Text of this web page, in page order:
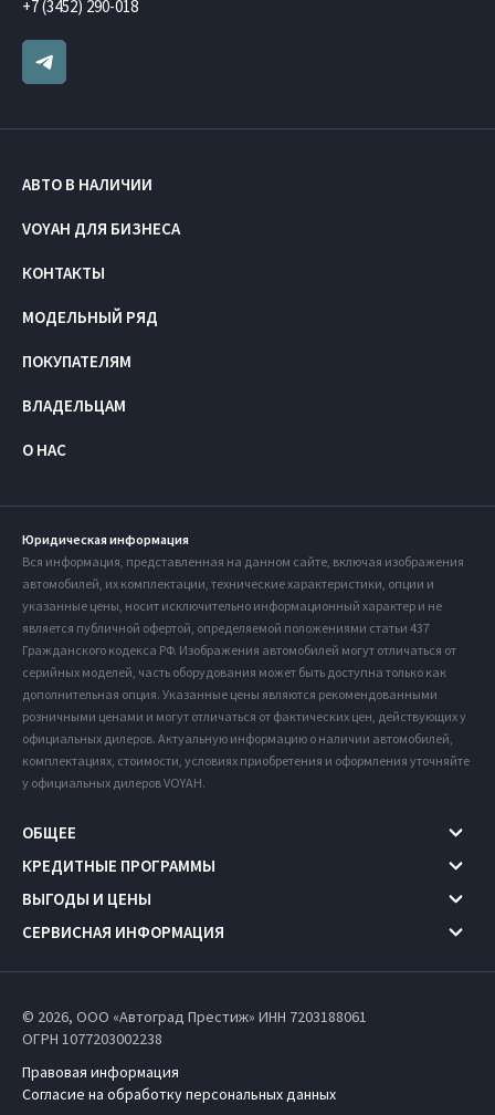
+7 (3452) 290-018
АВТО В НАЛИЧИИ
VOYAH ДЛЯ БИЗНЕСА
КОНТАКТЫ
МОДЕЛЬНЫЙ РЯД
ПОКУПАТЕЛЯМ
ВЛАДЕЛЬЦАМ
О НАС
Юридическая информация
Вся информация, представленная на данном сайте, включая изображения
автомобилей, их комплектации, технические характеристики, опции и
указанные цены, носит исключительно информационный характер и не
является публичной офертой, определяемой положениями статьи 437
Гражданского кодекса РФ. Изображения автомобилей могут отличаться от
серийных моделей, часть оборудования может быть доступна только как
дополнительная опция. Указанные цены являются рекомендованными
розничными ценами и могут отличаться от фактических цен, действующих у
официальных дилеров. Актуальную информацию о наличии автомобилей,
комплектациях, стоимости, условиях приобретения и оформления уточняйте
у официальных дилеров VOYAH.
ОБЩЕЕ
КРЕДИТНЫЕ ПРОГРАММЫ
ВЫГОДЫ И ЦЕНЫ
СЕРВИСНАЯ ИНФОРМАЦИЯ
© 2026, ООО «Автоград Престиж» ИНН 7203188061
ОГРН 1077203002238
Правовая информация
Согласие на обработку персональных данных